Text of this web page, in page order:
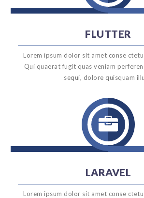
FLUTTER
Lorem ipsum dolor sit amet conse
Qui quaerat fugit quas veniam
sequi, dolore quisquam

LARAVEL
Lorem ipsum dolor sit amet conse